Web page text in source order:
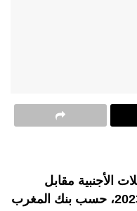
الأجنبية مقابل